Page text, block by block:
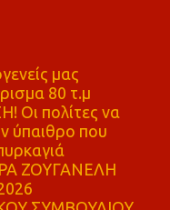
μας
80 τ.μ
Οι πολίτες να
ύπαιθρο που
ΖΟΥΓΑΝΕΛΗ